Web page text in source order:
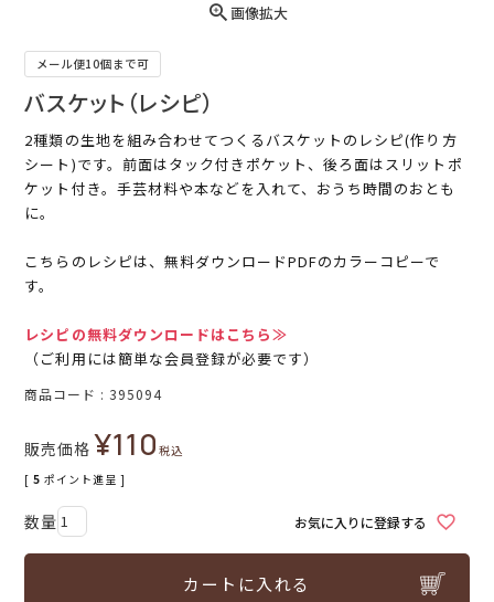
画像拡大
メール便10個まで可
バスケット（レシピ）
2種類の生地を組み合わせてつくるバスケットのレシピ(作り方
シート)です。前面はタック付きポケット、後ろ面はスリットポ
ケット付き。手芸材料や本などを入れて、おうち時間のおとも
に。
こちらのレシピは、無料ダウンロードPDFのカラーコピーで
す。
レシピの無料ダウンロードはこちら≫
（ご利用には簡単な会員登録が必要です）
商品コード 395094
販売価格 ¥110税込
[ 5 ポイント進呈 ]
お気に入りに登録する
カートに入れる